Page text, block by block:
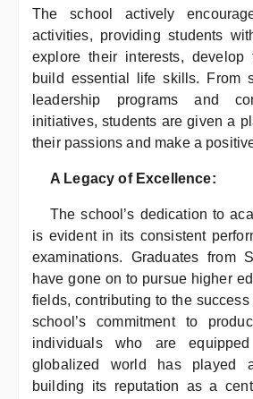
The school actively
activities, providing students
explore their interests, develop
build essential life skills. From
leadership programs and
initiatives, students are given a
their passions and make a
A Legacy of Excellence:
The school’s dedication to
is evident in its consistent
examinations. Graduates from
have gone on to pursue higher
fields, contributing to the
school’s commitment to
individuals who are
globalized world has played
building its reputation as a